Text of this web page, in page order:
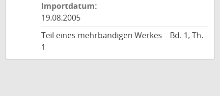
Importdatum:
19.08.2005
Teil eines mehrbändigen Werkes – Bd. 1, Th.
1